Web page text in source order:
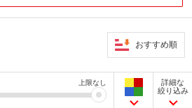
おすすめ順
上限なし
詳細な
絞り込み